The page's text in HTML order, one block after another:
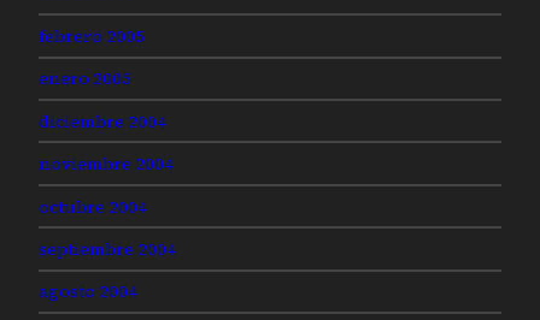
febrero 2005
enero 2005
diciembre 2004
noviembre 2004
octubre 2004
septiembre 2004
agosto 2004